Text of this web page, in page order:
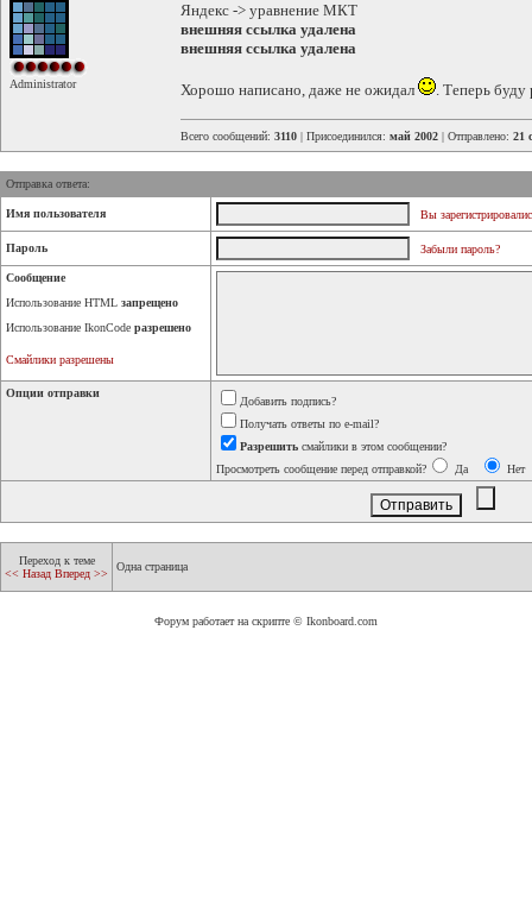
Administrator
Яндекс -> уравнение МКТ
внешняя ссылка удалена
внешняя ссылка удалена
Хорошо написано, даже не ожидал . Теперь буду
Всего сообщений: 3110 | Присоединился: май 2002 | Отправлено: 21
Отправка ответа:
Имя пользователя Вы
Пароль Забыли пароль?
Сообщение
Использование HTML запрещено
Использование IkonCode разрешено
Смайлики разрешены
Опции отправки
Добавить подпись?
Получать ответы по e-mail?
Разрешить смайлики в этом сообщении?
Просмотреть сообщение перед отправкой?
Да Нет
Переход к теме
<< Назад Вперед >>
Одна страница
Форум работает на скрипте © Ikonboard.com